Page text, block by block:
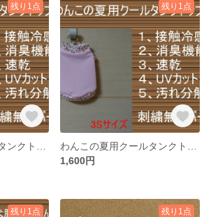
残り1点 残り1点
1,600円
残り1点 残り1点